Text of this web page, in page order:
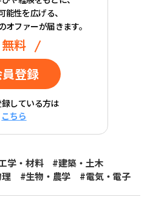
能性を広げる、
オファーが届きます。
無料
登録
している方は
こちら
学・材料
#建築・土木
#生物・農学 #電気・電子